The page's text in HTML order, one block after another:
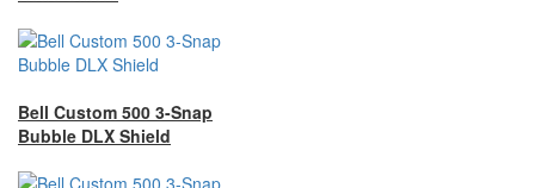
Bell Custom 500 3-Snap
Bubble DLX Shield